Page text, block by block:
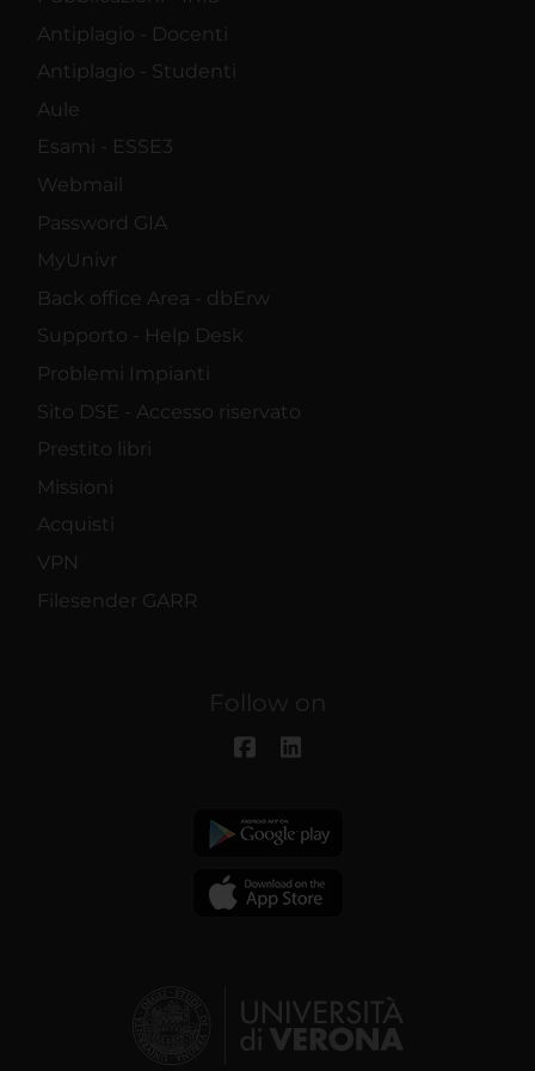
Antiplagio - Docenti
Antiplagio - Studenti
Aule
Esami - ESSE3
Webmail
Password GIA
MyUnivr
Back office Area - dbErw
Supporto - Help Desk
Problemi Impianti
Sito DSE - Accesso riservato
Prestito libri
Missioni
Acquisti
VPN
Filesender GARR
Follow on